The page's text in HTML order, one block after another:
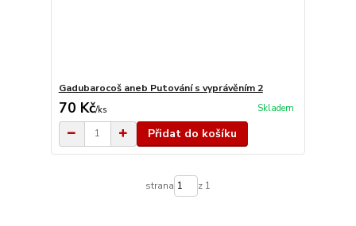
Gadubarocoš aneb Putování s vyprávěním 2
70 Kč/ks Skladem
Přidat do košíku
strana z 1